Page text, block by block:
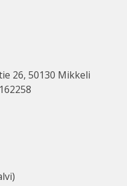
26, 50130 Mikkeli